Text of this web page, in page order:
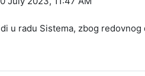
u radu Sistema, zbog redovnog